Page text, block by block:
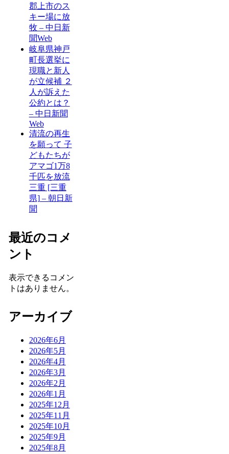
郡上市のス
キー場に放
牧 – 中日新
聞Web
岐阜県神戸
町長選挙に
現職と新人
が立候補 ２
人が訴えた
公約とは？
– 中日新聞
Web
清流の再生
を願って 子
どもたちが
アマゴ1万8
千匹を放流
三重 [三重
県] – 朝日新
聞
最近のコメ
ント
表示できるコメン
トはありません。
アーカイブ
2026年6月
2026年5月
2026年4月
2026年3月
2026年2月
2026年1月
2025年12月
2025年11月
2025年10月
2025年9月
2025年8月